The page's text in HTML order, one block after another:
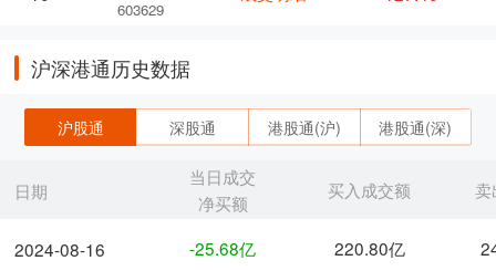
603629
沪深港通历史数据
沪股通 深股通 港股通(沪) 港股通(深)
日期
2024-08-16
当日成交
净买额
买入成交额 卖
-25.68亿 220.80亿